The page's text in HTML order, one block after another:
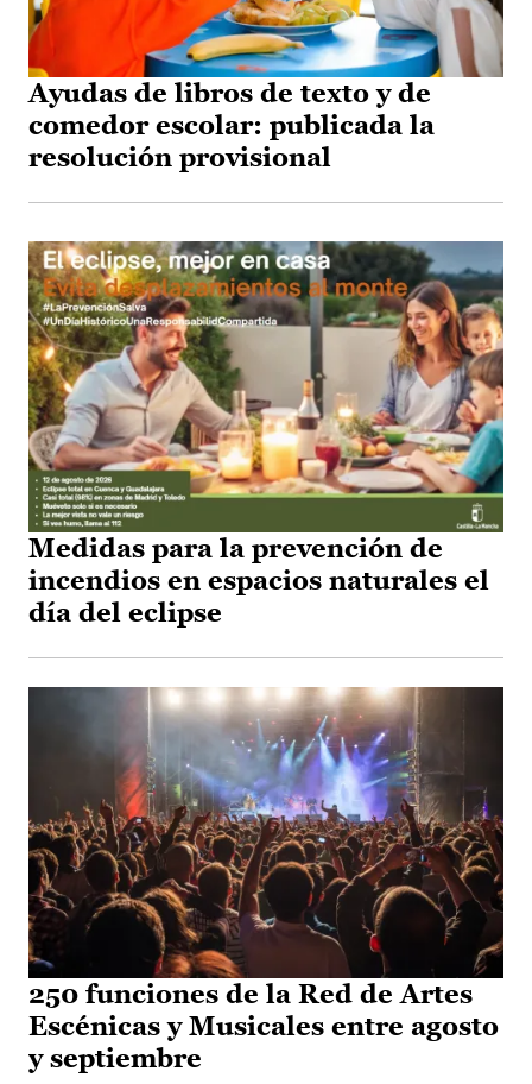
Ayudas de libros de texto y de
comedor escolar: publicada la
resolución provisional
Medidas para la prevención de
incendios en espacios naturales el
día del eclipse
250 funciones de la Red de Artes
Escénicas y Musicales entre agosto
y septiembre